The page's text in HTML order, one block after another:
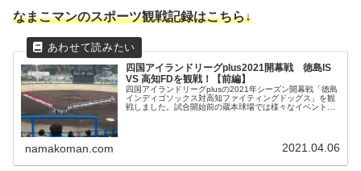
なまこマンのスポーツ観戦記録はこちら↓
四国アイランドリーグplus2021開幕戦 徳島IS
VS 高知FDを観戦！【前編】
四国アイランドリーグplusの2021年シーズン開幕戦「徳島
インディゴソックス対高知ファイティングドッグス」を観
戦しました。試合開始前の蔵本球場では様々なイベントが
namakoman.com 2021.04.06